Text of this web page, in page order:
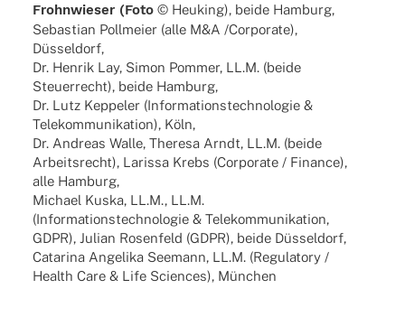
Frohn­wie­ser (Foto© Heuking), beide Hamburg,
Sebas­tian Poll­meier (alle M&A /Corporate),
Düsseldorf,
Dr. Henrik Lay, Simon Pommer, LL.M. (beide
Steu­er­recht), beide Hamburg,
Dr. Lutz Keppe­ler (Infor­ma­ti­ons­tech­no­lo­gie &
Tele­kom­mu­ni­ka­tion), Köln,
Dr. Andreas Walle, Theresa Arndt, LL.M. (beide
Arbeits­recht), Larissa Krebs (Corpo­rate / Finance),
alle Hamburg,
Michael Kuska, LL.M., LL.M.
(Infor­ma­ti­ons­tech­no­lo­gie & Tele­kom­mu­ni­ka­tion,
GDPR), Julian Rosen­feld (GDPR), beide Düsseldorf,
Cata­rina Ange­lika Seemann, LL.M. (Regu­la­tory /
Health Care & Life Scien­ces), München